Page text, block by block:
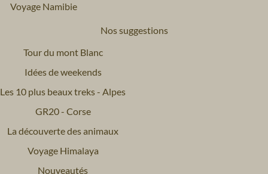
Voyage Namibie
Nos suggestions
Tour du mont Blanc
Idées de weekends
Les 10 plus beaux treks - Alpes
GR20 - Corse
La découverte des animaux
Voyage Himalaya
Nouveautés